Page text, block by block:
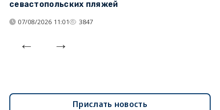
севастопольских пляжей
07/08/2026 11:01 3847
Прислать новость